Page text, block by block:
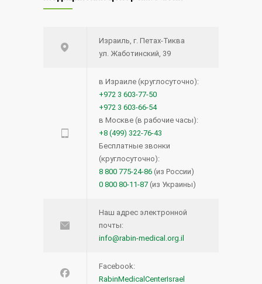
Израиль, г. Петах-Тиква
ул. Жаботинский, 39
в Израиле (круглосуточно):
+972 3 603-77-50
+972 3 603-66-54
в Москве (в рабочие часы):
+8 (499) 322-76-43
Бесплатные звонки
(круглосуточно):
8 800 775-24-86 (из России)
0 800 80-11-87 (из Украины)
Наш адрес электронной
почты:
info@rabin-medical.org.il
Facebook:
RabinMedicalCenterIsrael